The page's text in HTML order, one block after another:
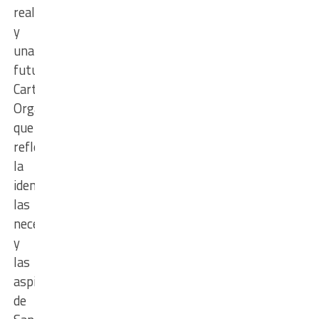
realidades
y
una
futura
Carta
Orgánica
que
refleje
la
identidad,
las
necesidades
y
las
aspiraciones
de